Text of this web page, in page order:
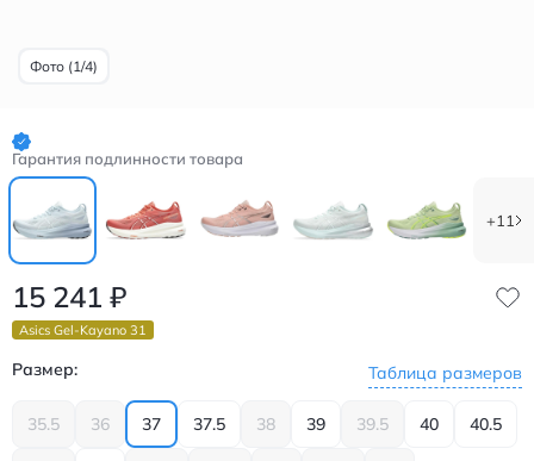
Фото (1/4)
Гарантия подлинности товара
+11
15 241 ₽
Asics Gel-Kayano 31
Размер: Таблица размеров
35.5 36 37 37.5 38 39 39.5 40 40.5